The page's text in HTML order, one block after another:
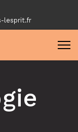
lesprit.fr